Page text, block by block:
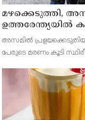
മഴക്കെടുത്തി,
ഉത്തരേന്ത്യയില്‍
അസമില്‍
പേരുടെ മരണം കൂടി
മഴക്കെടുതി ബാധിച്ചത്.